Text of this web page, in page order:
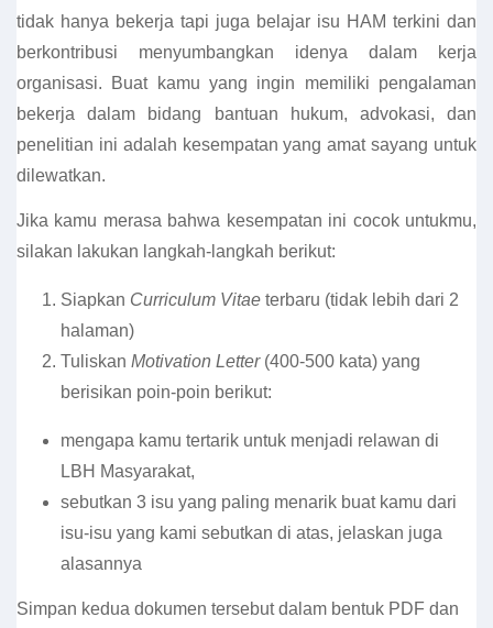
tidak hanya bekerja tapi juga belajar isu HAM terkini dan
berkontribusi menyumbangkan idenya dalam kerja
organisasi. Buat kamu yang ingin memiliki pengalaman
bekerja dalam bidang bantuan hukum, advokasi, dan
penelitian ini adalah kesempatan yang amat sayang untuk
dilewatkan.
Jika kamu merasa bahwa kesempatan ini cocok untukmu,
silakan lakukan langkah-langkah berikut:
Siapkan Curriculum Vitae terbaru (tidak lebih dari 2
halaman)
Tuliskan Motivation Letter (400-500 kata) yang
berisikan poin-poin berikut:
mengapa kamu tertarik untuk menjadi relawan di
LBH Masyarakat,
sebutkan 3 isu yang paling menarik buat kamu dari
isu-isu yang kami sebutkan di atas, jelaskan juga
alasannya
Simpan kedua dokumen tersebut dalam bentuk PDF dan